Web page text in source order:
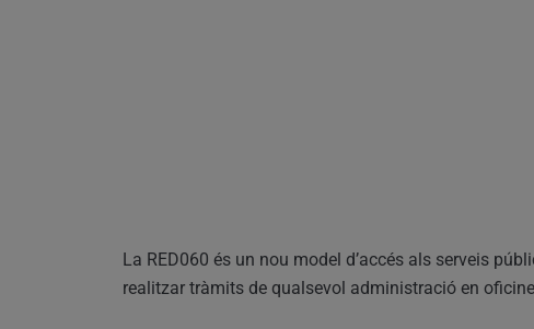
La RED060 és un nou model d’accés als serveis
realitzar tràmits de qualsevol administració en